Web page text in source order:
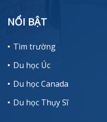
NỔI BẬT
Tìm trường
Du học Úc
Du học Canada
Du học Thụy Sĩ